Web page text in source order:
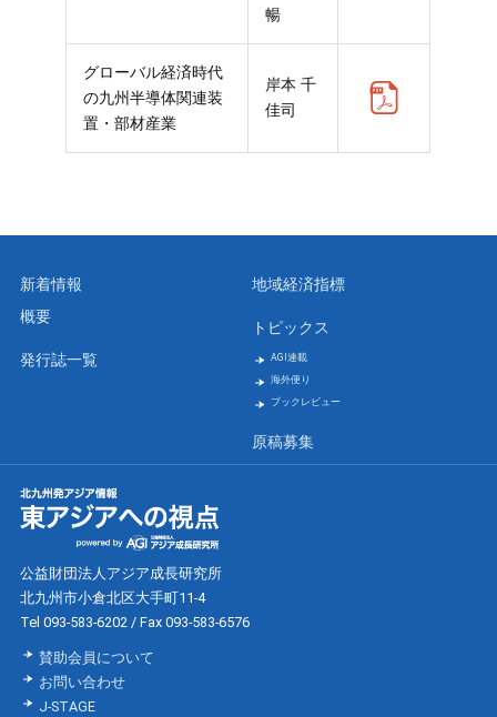
暢
グローバル経済時代
の九州半導体関連装
置・部材産業
岸本 千
佳司
新着情報
概要
発行誌一覧
地域経済指標
トピックス
AGI連載
海外便り
ブックレビュー
原稿募集
公益財団法人アジア成長研究所
北九州市小倉北区大手町11-4
Tel 093-583-6202 / Fax 093-583-6576
賛助会員について
お問い合わせ
J-STAGE